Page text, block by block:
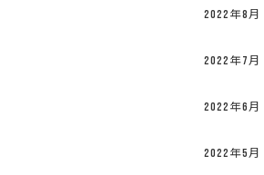
2022年8月
2022年7月
2022年6月
2022年5月